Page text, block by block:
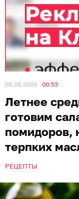
08.08.2026 00:53
Летнее
готовим
помидоров,
терпких
РЕЦЕПТЫ